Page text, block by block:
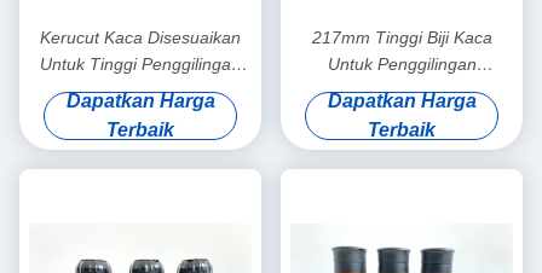
Kerucut Kaca Disesuaikan
Untuk Tinggi Penggilingan
127mm Untuk Pekerjaan
Dapatkan Harga
Terbaik
217mm Tinggi Biji Kaca
Untuk Penggilingan
Kapasitas 60ml Pengalaman
penggilingan halus
Dapatkan Harga
Terbaik